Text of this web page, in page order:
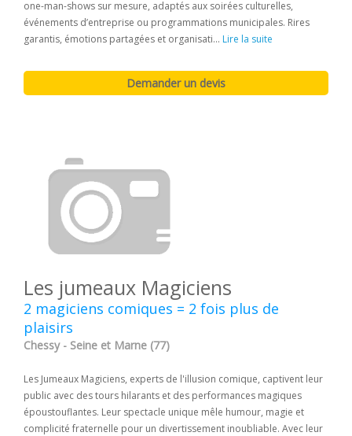
one-man-shows sur mesure, adaptés aux soirées culturelles,
événements d’entreprise ou programmations municipales. Rires
garantis, émotions partagées et organisati... Lire la suite
Les jumeaux Magiciens
2 magiciens comiques = 2 fois plus de
plaisirs
Chessy - Seine et Marne (77)
Les Jumeaux Magiciens, experts de l'illusion comique, captivent leur
public avec des tours hilarants et des performances magiques
époustouflantes. Leur spectacle unique mêle humour, magie et
complicité fraternelle pour un divertissement inoubliable. Avec leur